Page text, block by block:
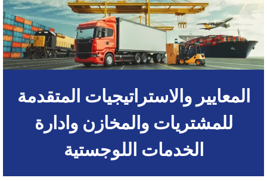
المعايير والاستراتيجيات المتقدمة
للمشتريات والمخازن وادارة
الخدمات اللوجستية